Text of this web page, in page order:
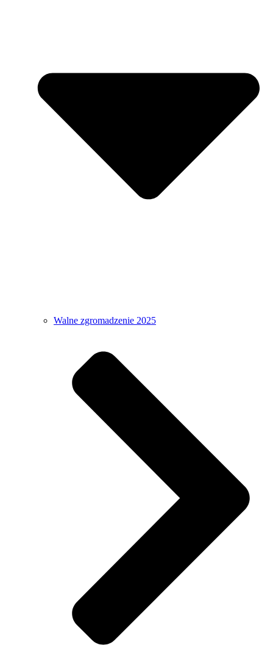
Walne zgromadzenie 2025